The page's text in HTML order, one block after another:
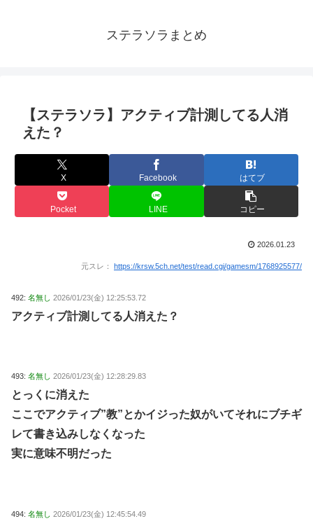
ステラソラまとめ
【ステラソラ】アクティブ計測してる人消
えた？
X Facebook はてブ
Pocket LINE コピー
2026.01.23
元スレ： https://krsw.5ch.net/test/read.cgi/gamesm/1768925577/
492: 名無し 2026/01/23(金) 12:25:53.72
アクティブ計測してる人消えた？
493: 名無し 2026/01/23(金) 12:28:29.83
とっくに消えた
ここでアクティブ”教”とかイジった奴がいてそれにブチギ
レて書き込みしなくなった
実に意味不明だった
494: 名無し 2026/01/23(金) 12:45:54.49